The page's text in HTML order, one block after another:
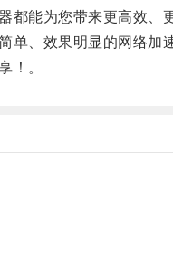
能为您带来更高效、更
、效果明显的网络加速
！。